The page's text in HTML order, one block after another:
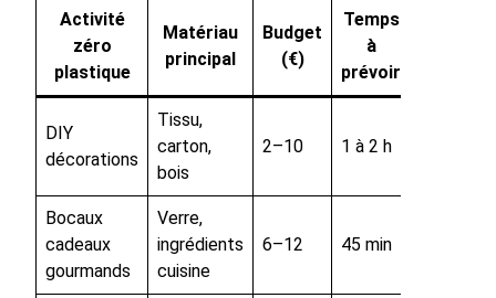
Activité
zéro
plastique
Matériau
principal
Budget
(€)
Temps
à
prévoir
DIY
décorations
Tissu,
carton,
bois
2–10 1 à 2 h
Bocaux
cadeaux
gourmands
Verre,
ingrédients
cuisine
6–12 45 min